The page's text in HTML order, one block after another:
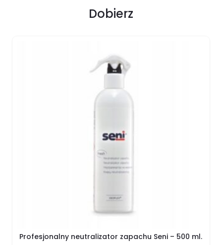
Dobierz
Profesjonalny neutralizator zapachu Seni – 500 ml.